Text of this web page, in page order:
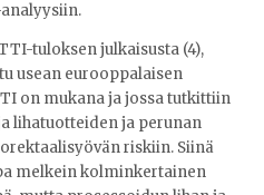
tuloksen julkaisusta (4),
usean eurooppalaisen
on mukana ja jossa tutkittiin
lihatuotteiden ja perunan
riskiin. Siinä
melkein kolminkertainen